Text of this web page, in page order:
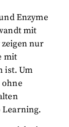
Enzyme
mit
nur
mit
ist. Um
ohne
Learning.